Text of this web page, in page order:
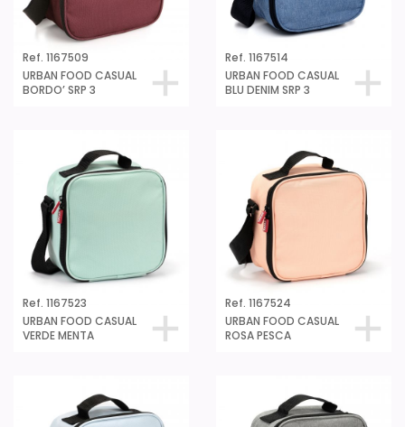
Ref. 1167509
URBAN FOOD CASUAL
BORDO’ SRP 3
Ref. 1167514
URBAN FOOD CASUAL
BLU DENIM SRP 3
Ref. 1167523
URBAN FOOD CASUAL
VERDE MENTA
Ref. 1167524
URBAN FOOD CASUAL
ROSA PESCA